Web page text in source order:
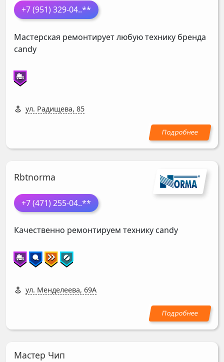
+7 (951) 329-04..**
Мастерская ремонтирует любую технику бренда
candy
ул. Радищева, 85
Rbtnorma
+7 (471) 255-04..**
Качественно ремонтируем технику candy
ул. Менделеева, 69А
Мастер Чип